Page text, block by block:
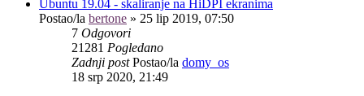
Ubuntu 19.04 - skaliranje na HiDPI ekranima
Postao/la bertone » 25 lip 2019, 07:50
7 Odgovori
21281 Pogledano
Zadnji postPostao/la domy_os
18 srp 2020, 21:49